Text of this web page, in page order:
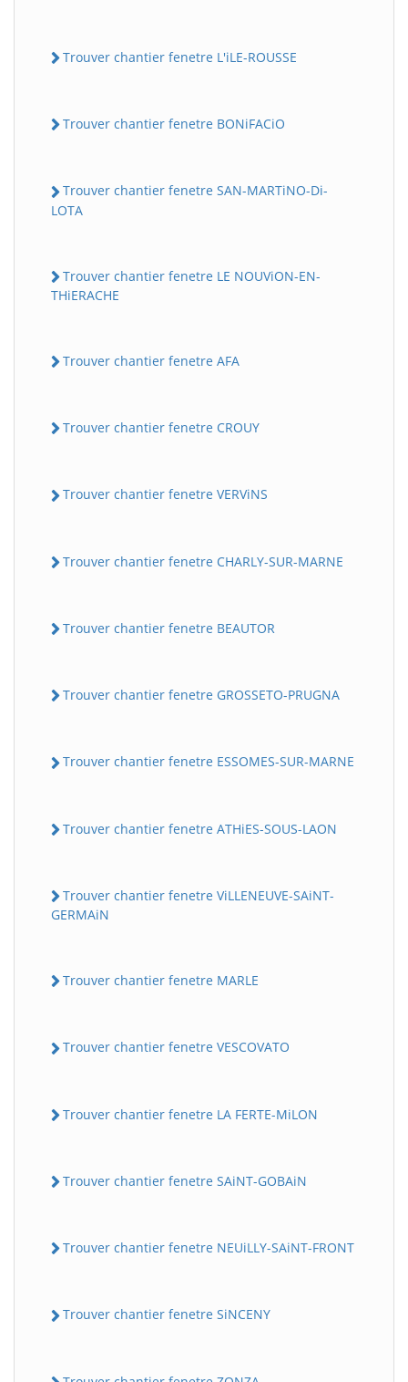
Trouver chantier fenetre L'iLE-ROUSSE
Trouver chantier fenetre BONiFACiO
Trouver chantier fenetre SAN-MARTiNO-Di-
LOTA
Trouver chantier fenetre LE NOUViON-EN-
THiERACHE
Trouver chantier fenetre AFA
Trouver chantier fenetre CROUY
Trouver chantier fenetre VERViNS
Trouver chantier fenetre CHARLY-SUR-MARNE
Trouver chantier fenetre BEAUTOR
Trouver chantier fenetre GROSSETO-PRUGNA
Trouver chantier fenetre ESSOMES-SUR-MARNE
Trouver chantier fenetre ATHiES-SOUS-LAON
Trouver chantier fenetre ViLLENEUVE-SAiNT-
GERMAiN
Trouver chantier fenetre MARLE
Trouver chantier fenetre VESCOVATO
Trouver chantier fenetre LA FERTE-MiLON
Trouver chantier fenetre SAiNT-GOBAiN
Trouver chantier fenetre NEUiLLY-SAiNT-FRONT
Trouver chantier fenetre SiNCENY